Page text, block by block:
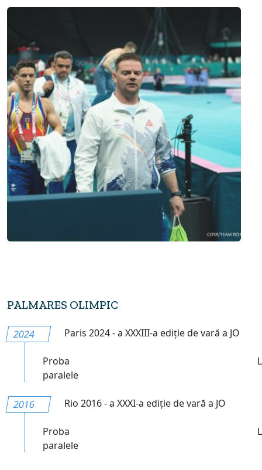
PALMARES OLIMPIC
2024 Paris 2024 - a XXXIII-a ediție de vară a JO
Proba
paralele
2016 Rio 2016 - a XXXI-a ediție de vară a JO
Proba
paralele